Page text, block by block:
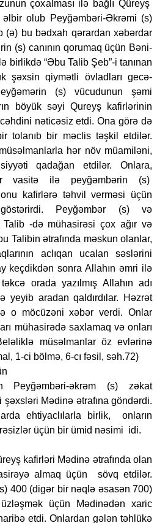
çoxalması ilə bağlı Qüreyş
olub Peyğəmbəri-Əkrəmi (s)
(ə) bu bədxah qərardan xəbərdar
(s) canının qorumaq üçün Bəni-
birlikdə “Əbu Talib Şeb”-i tanınan
şəxsin qiymətli övladları gecə-
(s) vücudunun şəmi
böyük səyi Qureyş kafirlərinin
nəticəsiz etdi. Ona görə də
tolanıb bir məclis təşkil etdilər.
hər növ müamiləni,
qadağan etdilər. Onlara,
vasitə ilə peyğəmbərin (s)
kafirlərə təhvil verməsi üçün
Peyğəmbər (s) və
Talib -də mühasirəsi çox ağır və
Talibin ətrafında məskun olanlar,
aclıqan ucalan səslərini
keçdikdən sonra Allahın əmri ilə
orada yazılmış Allahın adı
yeyib aradan qaldırdılar. Həzrət
o möcüzəni xəbər verdi. Onlar
mühasirədə saxlamaq və onları
müsəlmanlar öz evlərinə
1-ci bölmə, 6-cı fəsil, səh.72)
Peyğəmbəri-əkrəm (s) zəkat
Mədinə ətrafına göndərdi.
ehtiyaclılarla birlik, onların
üçün bir ümid nəsimi idi.
kafirləri Mədinə ətrafında olan
almaq üçün sövq etdilər.
400 (digər bir nəqlə əsasən 700)
üçün Mədinədən xaric
etdi. Onlardan gələn təhlükə